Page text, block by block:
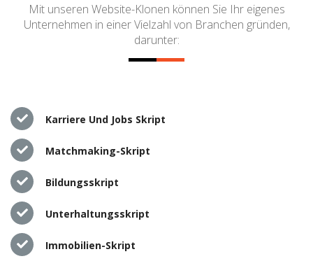
Mit unseren Website-Klonen können Sie Ihr eigenes
Unternehmen in einer Vielzahl von Branchen gründen,
darunter:
Karriere Und Jobs Skript
Matchmaking-Skript
Bildungsskript
Unterhaltungsskript
Immobilien-Skript